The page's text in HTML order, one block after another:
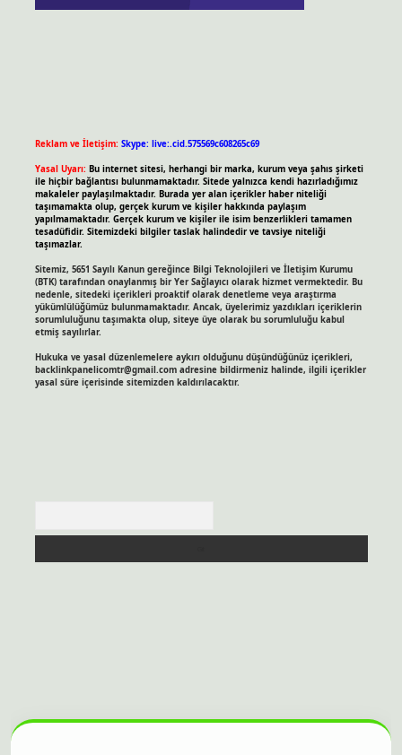
Reklam ve İletişim: Skype: live:.cid.575569c608265c69
Yasal Uyarı: Bu internet sitesi, herhangi bir marka, kurum veya şahıs şirketi
ile hiçbir bağlantısı bulunmamaktadır. Sitede yalnızca kendi hazırladığımız
makaleler paylaşılmaktadır. Burada yer alan içerikler haber niteliği
taşımamakta olup, gerçek kurum ve kişiler hakkında paylaşım
yapılmamaktadır. Gerçek kurum ve kişiler ile isim benzerlikleri tamamen
tesadüfidir. Sitemizdeki bilgiler taslak halindedir ve tavsiye niteliği
taşımazlar.
Sitemiz, 5651 Sayılı Kanun gereğince Bilgi Teknolojileri ve İletişim Kurumu
(BTK) tarafından onaylanmış bir Yer Sağlayıcı olarak hizmet vermektedir. Bu
nedenle, sitedeki içerikleri proaktif olarak denetleme veya araştırma
yükümlülüğümüz bulunmamaktadır. Ancak, üyelerimiz yazdıkları içeriklerin
sorumluluğunu taşımakta olup, siteye üye olarak bu sorumluluğu kabul
etmiş sayılırlar.
Hukuka ve yasal düzenlemelere aykırı olduğunu düşündüğünüz içerikleri,
backlinkpanelicomtr@gmail.comadresine bildirmeniz halinde, ilgili içerikler
yasal süre içerisinde sitemizden kaldırılacaktır.